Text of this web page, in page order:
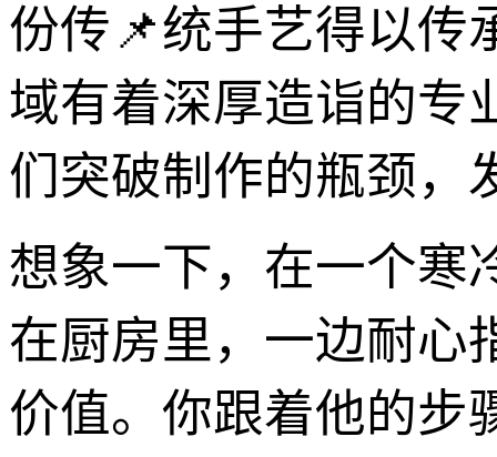
份传📌统手艺得以传
域有着深厚造诣的专
们突破制作的瓶颈，
想象一下，在一个寒
在厨房里，一边耐心
价值。你跟着他的步